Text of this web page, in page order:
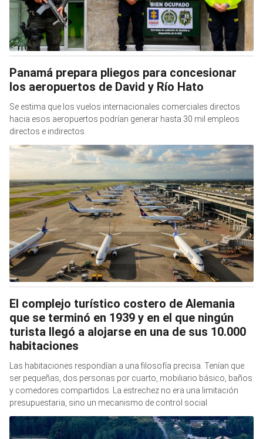
Panamá prepara pliegos para concesionar
los aeropuertos de David y Río Hato
Se estima que los vuelos internacionales comerciales directos
hacia esos aeropuertos podrían generar hasta 30 mil empleos
directos e indirectos
El complejo turístico costero de Alemania
que se terminó en 1939 y en el que ningún
turista llegó a alojarse en una de sus 10.000
habitaciones
Las habitaciones respondían a una filosofía precisa. Tenían que
ser pequeñas, dos personas por cuarto, mobiliario básico, baños
y comedores compartidos. La estrechez no era una limitación
presupuestaria, sino un mecanismo de control social